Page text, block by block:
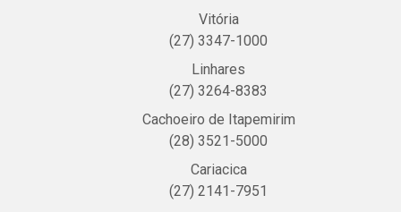
Vitória
(27) 3347-1000
Linhares
(27) 3264-8383
Cachoeiro de Itapemirim
(28) 3521-5000
Cariacica
(27) 2141-7951